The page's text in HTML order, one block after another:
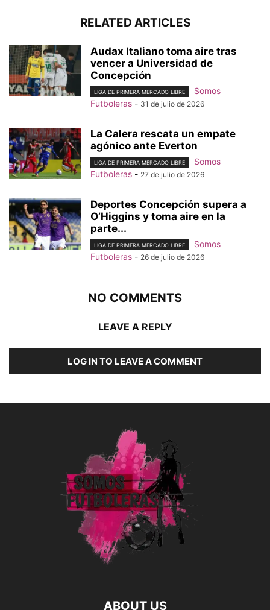
RELATED ARTICLES
Audax Italiano toma aire tras
vencer a Universidad de
Concepción
LIGA DE PRIMERA MERCADO LIBRE
Somos
Futboleras - 31 de julio de 2026
La Calera rescata un empate
agónico ante Everton
LIGA DE PRIMERA MERCADO LIBRE
Somos
Futboleras - 27 de julio de 2026
Deportes Concepción supera a
O’Higgins y toma aire en la
parte...
LIGA DE PRIMERA MERCADO LIBRE
Somos
Futboleras - 26 de julio de 2026
NO COMMENTS
LEAVE A REPLY
LOG IN TO LEAVE A COMMENT
ABOUT US